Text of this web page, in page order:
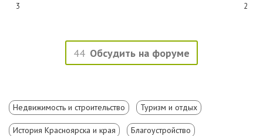
3 2
44 Обсудить на форуме
Недвижимость и строительство Туризм и отдых
История Красноярска и края Благоустройство